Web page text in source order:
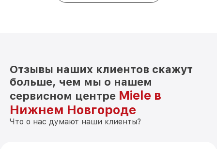
Отзывы наших клиентов скажут
больше, чем мы о нашем
сервисном центре Miele в
Нижнем Новгороде
Что о нас думают наши клиенты?